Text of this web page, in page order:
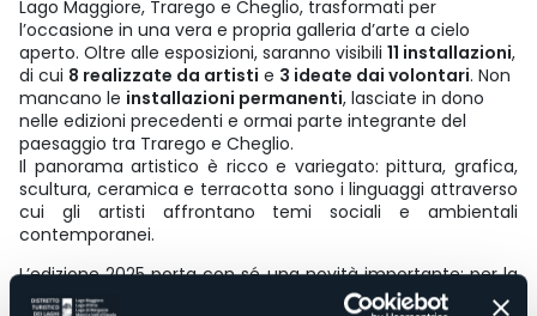
Lago Maggiore, Trarego e Cheglio, trasformati per
l’occasione in una vera e propria galleria d’arte a cielo
aperto. Oltre alle esposizioni, saranno visibili 11 installazioni,
di cui 8 realizzate da artisti e 3 ideate dai volontari. Non
mancano le installazioni permanenti, lasciate in dono
nelle edizioni precedenti e ormai parte integrante del
paesaggio tra Trarego e Cheglio.
Il panorama artistico è ricco e variegato: pittura, grafica,
scultura, ceramica e terracotta sono i linguaggi attraverso
cui gli artisti affrontano temi sociali e ambientali
contemporanei.
L’edizione 2025 porta con sé una novità importante: per la
prima volta anche Viggiona sarà coinvolta nel percorso